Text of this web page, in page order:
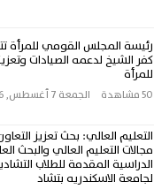
رئيسة المجلس القومي للمرأة
كفر الشيخ لدعمه الصيادات
للمرأة
50 مشاهدة الجمعة 7 أغسطس, 2026 17:03
التعليم العالي: بحث تعزيز
مجالات التعليم العالي والبحث
الدراسية المقدمة للطلاب
لجامعة الاسكندريه بتشاد